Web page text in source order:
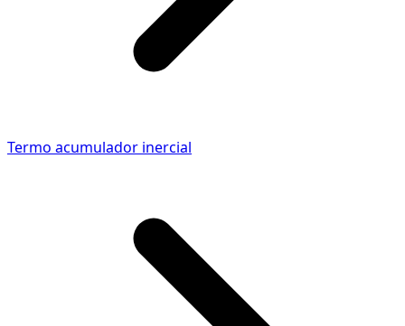
Termo acumulador inercial